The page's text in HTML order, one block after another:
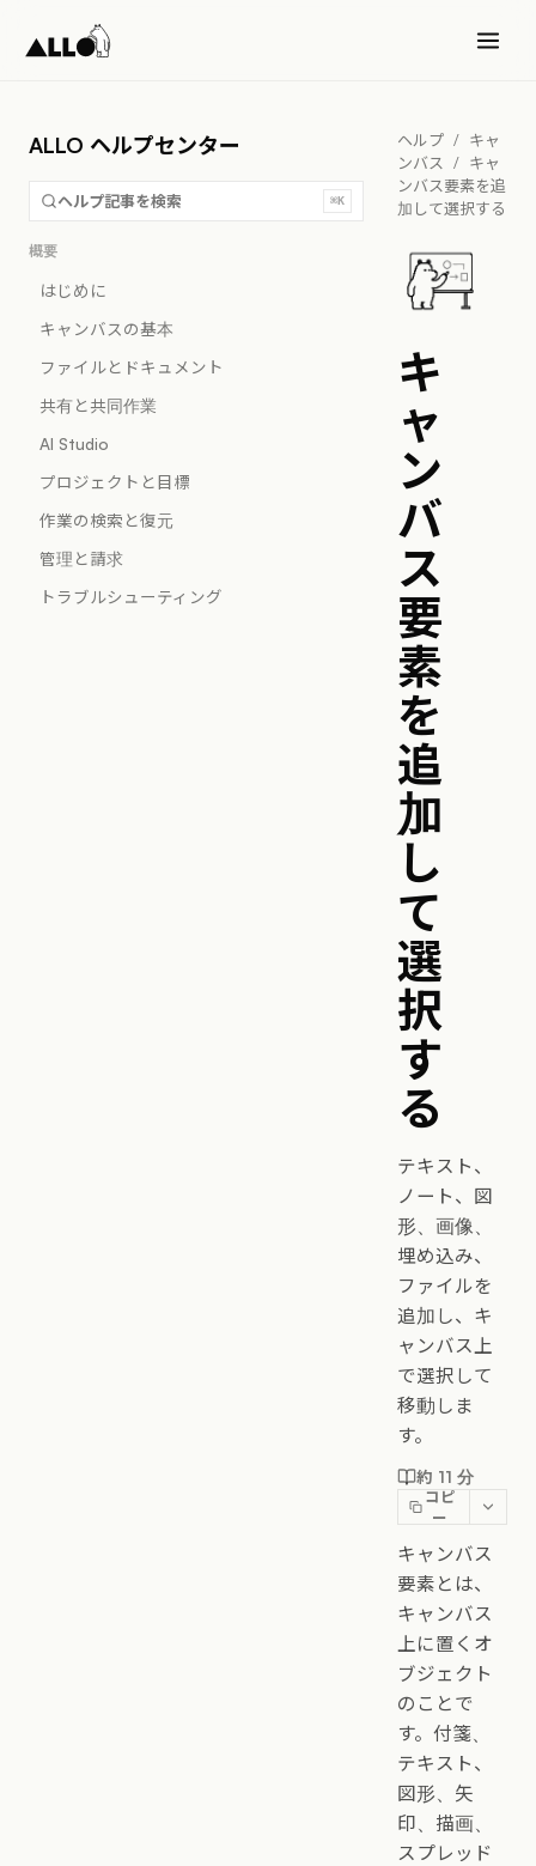
ALLO ヘルプセンター
ヘルプ記事を検索 ⌘K
概要
はじめに
キャンバスの基本
ファイルとドキュメント
共有と共同作業
AI Studio
プロジェクトと目標
作業の検索と復元
管理と請求
トラブルシューティング
ヘルプ / キャ
ンバス
/ キャ
ンバス要素を追
加して選択する
キ
ャ
ン
バ
ス
要
素
を
追
加
し
て
選
択
す
る
テキスト、
ノート、図
形、画像、
埋め込み、
ファイルを
追加し、キ
ャンバス上
で選択して
移動しま
す。
約 11 分
コピ
ー
キャンバス
要素とは、
キャンバス
上に置くオ
ブジェクト
のことで
す。付箋、
テキスト、
図形、矢
印、描画、
スプレッド